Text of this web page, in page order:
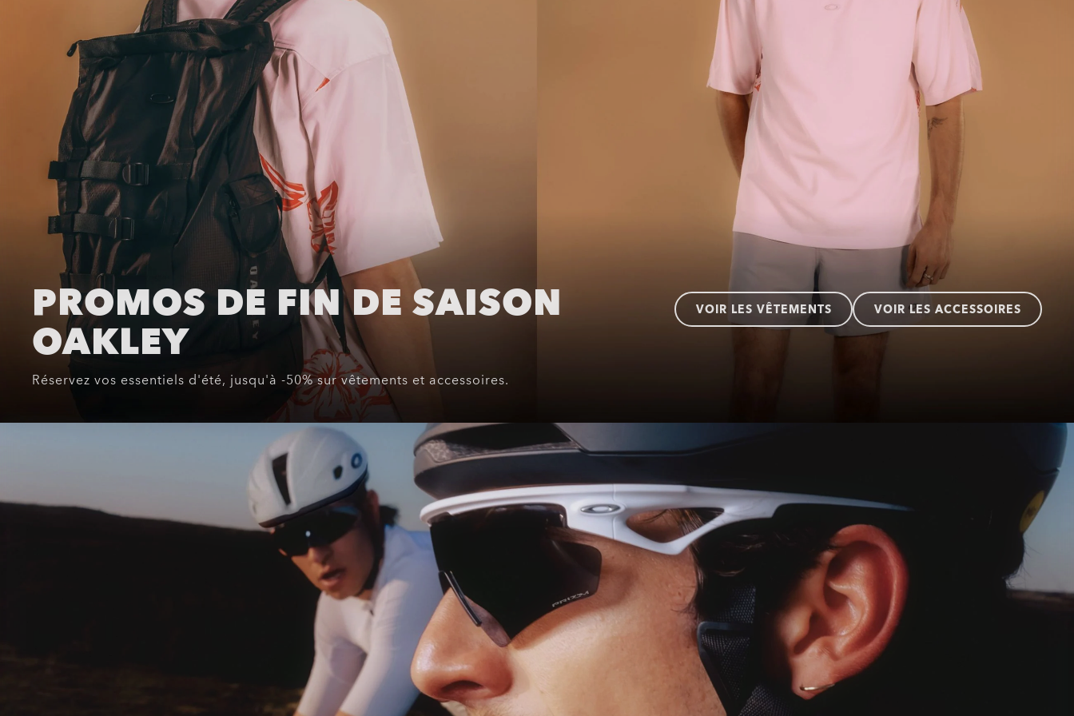
PROMOS DE FIN DE SAISON
OAKLEY
Réservez vos essentiels d'été, jusqu'à -50% sur vêtements et accessoires.
VOIR LES VÊTEMENTS VOIR LES ACCESSOIRES